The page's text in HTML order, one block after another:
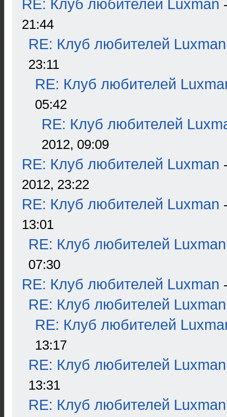
RE: Клуб любителей Luxman
21:44
RE: Клуб любителей Luxman
23:11
RE: Клуб любителей
05:42
RE: Клуб любителей
2012, 09:09
RE: Клуб любителей Luxman
2012, 23:22
RE: Клуб любителей Luxman
13:01
RE: Клуб любителей Luxman
07:30
RE: Клуб любителей Luxman
RE: Клуб любителей Luxman
RE: Клуб любителей
13:17
RE: Клуб любителей Luxman
13:31
RE: Клуб любителей Luxman